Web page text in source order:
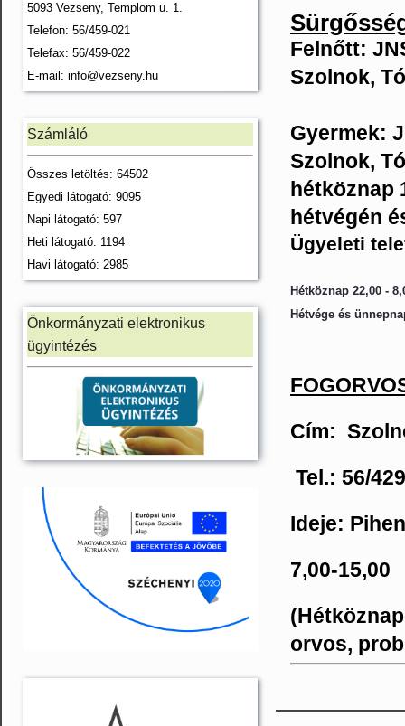
5093 Vezseny, Templom u. 1.
Telefon: 56/459-021
Telefax: 56/459-022
E-mail: info@vezseny.hu
Számláló
Összes letöltés: 64502
Egyedi látogató: 9095
Napi látogató: 597
Heti látogató: 1194
Havi látogató: 2985
Önkormányzati elektronikus
ügyintézés
Felnőtt:
Szolnok,
Gyermek:
Szolnok,
hétköznap
hétvégén
Ügyeleti
Hétköznap 22,00 -
Hétvége és
Cím:
Tel.: 56/
Ideje:
7,00-15,00
orvos,